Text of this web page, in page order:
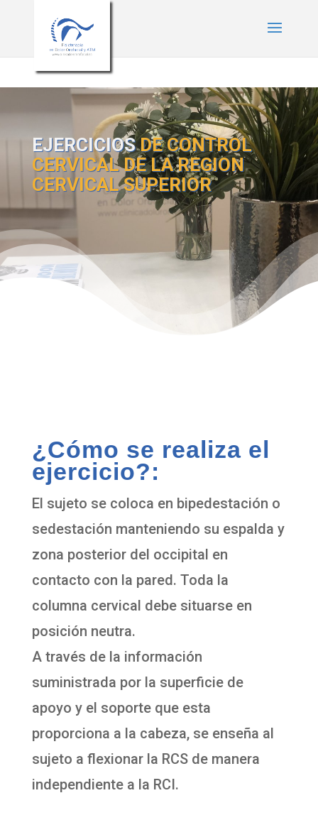
EJERCICIOSDE CONTROL
CERVICAL DE LA REGION
CERVICAL SUPERIOR
¿Cómo se realiza el
ejercicio?:
El sujeto se coloca en bipedestación o
sedestación manteniendo su espalda y
zona posterior del occipital en
contacto con la pared. Toda la
columna cervical debe situarse en
posición neutra.
A través de la información
suministrada por la superficie de
apoyo y el soporte que esta
proporciona a la cabeza, se enseña al
sujeto a flexionar la RCS de manera
independiente a la RCI.